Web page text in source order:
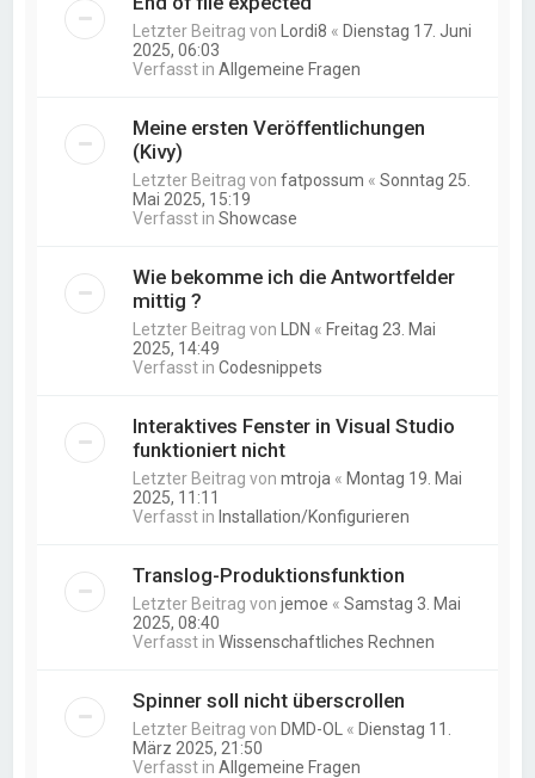
Letzter Beitrag von Lordi8 « Dienstag 17. Juni
2025, 06:03
Verfasst inAllgemeine Fragen
Meine ersten Veröffentlichungen
(Kivy)
Letzter Beitrag vonfatpossum «Sonntag 25.
Mai 2025, 15:19
Verfasst inShowcase
Wie bekomme ich die Antwortfelder
mittig ?
Letzter Beitrag von LDN « Freitag 23. Mai
2025, 14:49
Verfasst inCodesnippets
Interaktives Fenster in Visual Studio
funktioniert nicht
Letzter Beitrag vonmtroja « Montag 19. Mai
2025, 11:11
Verfasst in Installation/Konfigurieren
Translog-Produktionsfunktion
Letzter Beitrag vonjemoe «Samstag 3. Mai
2025, 08:40
Verfasst inWissenschaftliches Rechnen
Spinner soll nicht überscrollen
Letzter Beitrag von DMD-OL « Dienstag 11.
März 2025, 21:50
Verfasst inAllgemeine Fragen